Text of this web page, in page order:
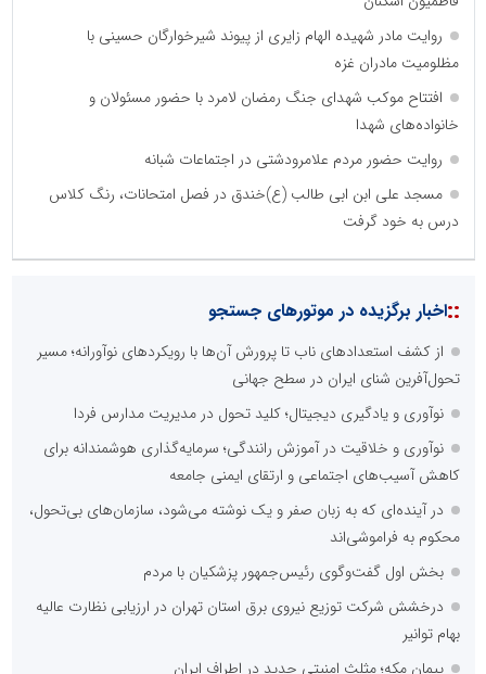
روایت مادر شهیده الهام زایری از پیوند شیرخوارگان حسینی با
مظلومیت مادران غزه
افتتاح موکب شهدای جنگ رمضان لامرد با حضور مسئولان و
خانواده‌های شهدا
روایت حضور مردم علامرودشتی در اجتماعات شبانه
مسجد علی ابن ابی طالب (ع)خندق در فصل امتحانات، رنگ کلاس
درس به خود گرفت
::اخبار برگزیده در موتورهای جستجو
از کشف استعدادهای ناب تا پرورش آن‌ها با رویکردهای نوآورانه؛ مسیر
تحول‌آفرین شنای ایران در سطح جهانی
نوآوری و یادگیری دیجیتال؛ کلید تحول در مدیریت مدارس فردا
نوآوری و خلاقیت در آموزش رانندگی؛ سرمایه‌گذاری هوشمندانه برای
کاهش آسیب‌های اجتماعی و ارتقای ایمنی جامعه
در آینده‌ای که به زبان صفر و یک نوشته می‌شود، سازمان‌های بی‌تحول،
محکوم به فراموشی‌اند
بخش اول گفت‌وگوی رئیس‌جمهور پزشکیان با مردم
درخشش شرکت توزیع نیروی برق استان تهران در ارزیابی نظارت عالیه
بهام توانیر
پیمان مکه؛ مثلث امنیتی جدید در اطراف ایران